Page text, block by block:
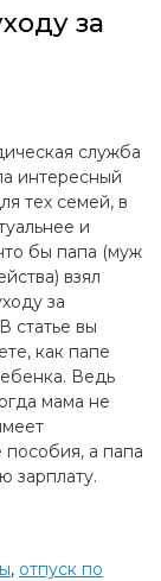
за
служба
интересный
тех семей, в
и
бы папа (муж
взял
за
статье вы
как папе
Ведь
мама не
а папа
зарплату.
, отпуск по